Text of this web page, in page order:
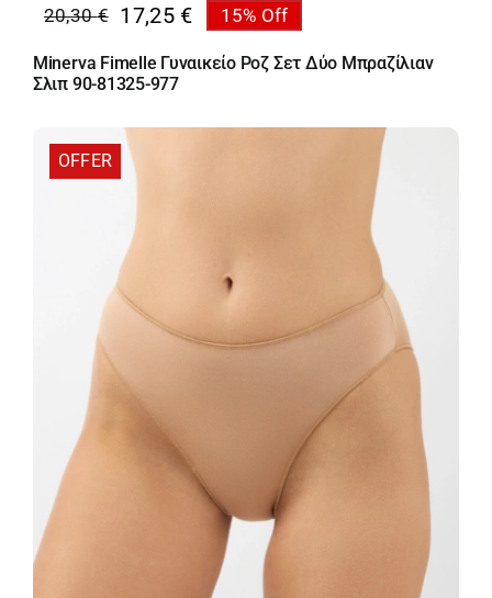
20,30€
Original
price
was:
17,25 €
Η
τρέχουσα
τιμή
15% Off
Minerva Fimelle Γυναικείο Ροζ Σετ Δύο Μπραζίλιαν
Σλιπ 90-81325-977
OFFER